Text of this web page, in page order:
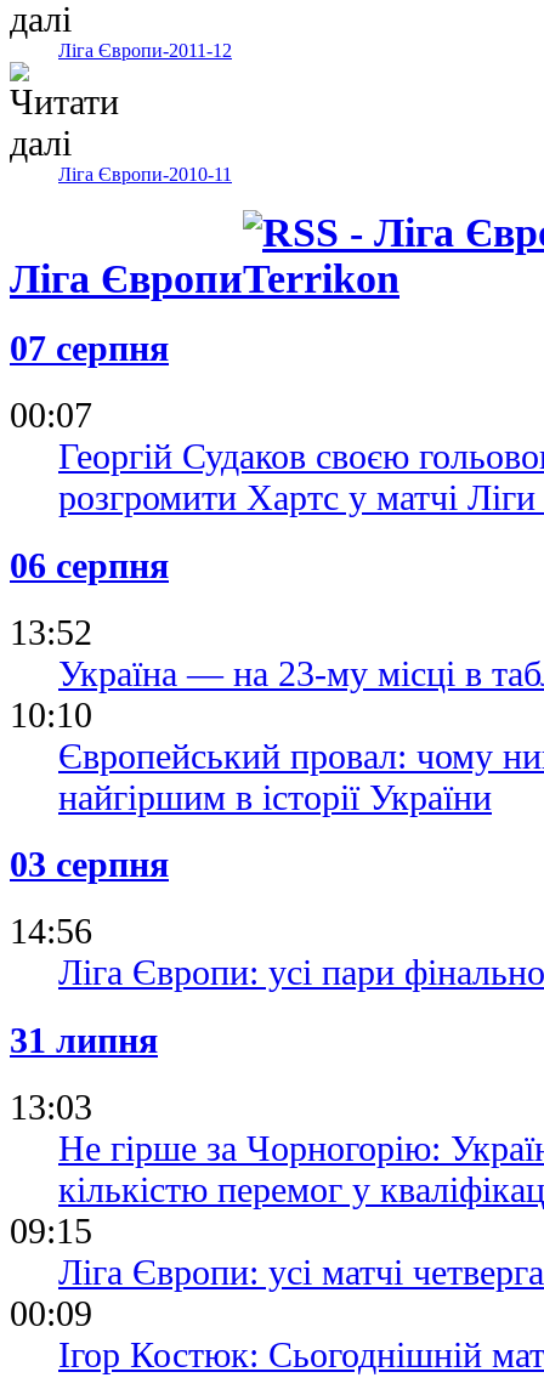
Ліга Європи-2011-12
Ліга Європи-2010-11
Ліга Європи
07 серпня
00:07
Георгій Судаков своєю
розгромити Хартс у матчі
06 серпня
13:52
Україна — на 23-му місці в
10:10
Європейський провал: чому
найгіршим в історії України
03 серпня
14:56
Ліга Європи: усі пари
31 липня
13:03
Не гірше за Чорногорію:
кількістю перемог у
09:15
Ліга Європи: усі матчі четверга
00:09
Ігор Костюк: Сьогоднішній